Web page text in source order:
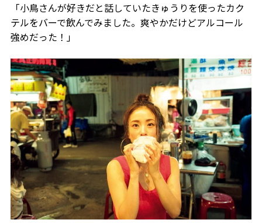
「小鳥さんが好きだと話していたきゅうりを使ったカク
テルをバーで飲んでみました。爽やかだけどアルコール
強めだった！」